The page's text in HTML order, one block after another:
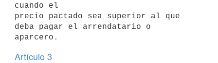
cuando el
precio pactado sea superior al que
deba pagar el arrendatario o
Artículo 3